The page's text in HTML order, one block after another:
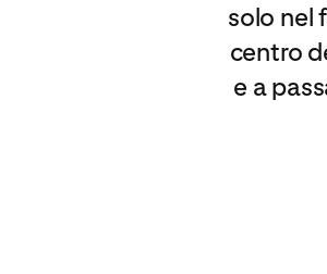
solo nel
centro
e a